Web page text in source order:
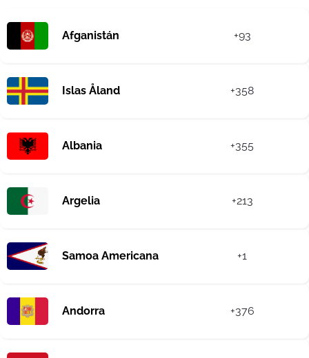
Afganistán +93
Islas Åland +358
Albania +355
Argelia +213
Samoa Americana +1
Andorra +376